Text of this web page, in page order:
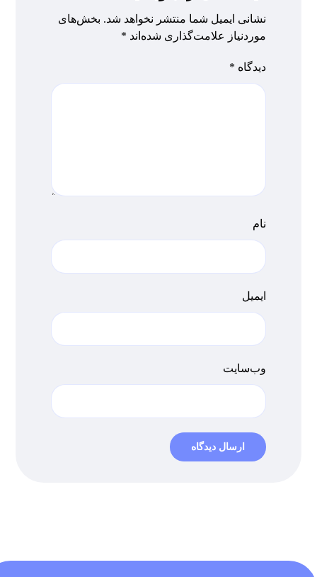
نشانی ایمیل شما منتشر نخواهد شد. بخش‌های
موردنیاز علامت‌گذاری شده‌اند *
دیدگاه *
نام
ایمیل
وب‌سایت